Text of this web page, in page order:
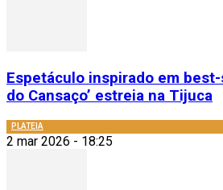
Espetáculo inspirado em best-
do Cansaço’ estreia na Tijuca
PLATEIA
2 mar 2026 - 18:25